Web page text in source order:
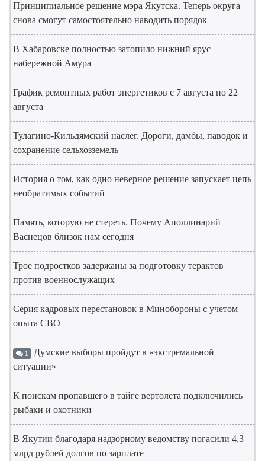
Принципиальное решение мэра Якутска. Теперь округа
снова смогут самостоятельно наводить порядок
В Хабаровске полностью затопило нижний ярус
набережной Амура
График ремонтных работ энергетиков с 7 августа по 22
августа
Тулагино-Кильдямский наслег. Дороги, дамбы, паводок и
сохранение сельхозземель
История о том, как одно неверное решение запускает цепь
необратимых событий
Память, которую не стереть. Почему Аполлинарий
Васнецов близок нам сегодня
Трое подростков задержаны за подготовку терактов
против военнослужащих
Серия кадровых перестановок в Минобороны с учетом
опыта СВО
1 Думские выборы пройдут в «экстремальной
ситуации»
К поискам пропавшего в тайге вертолета подключились
рыбаки и охотники
В Якутии благодаря надзорному ведомству погасили 4,3
млрд рублей долгов по зарплате